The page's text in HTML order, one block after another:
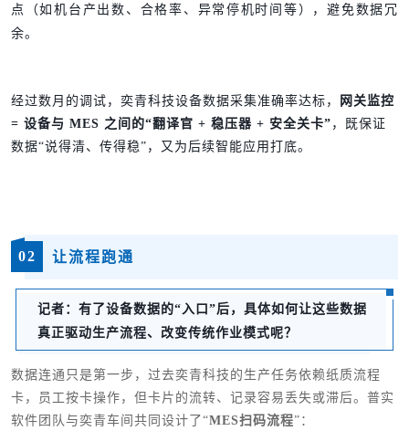
点（如机台产出数、合格率、异常停机时间等），避免数据冗
余。
经过数月的调试，奕青科技设备数据采集准确率达标，
网关监控
= 设备与 MES 之间的“翻译官 + 稳压器 + 安全关卡” ，既保证
数据“说得清、传得稳”，又为后续智能应用打底。
02 让流程跑通
记者 ： 有了设备数据的“入口”后，具体如何让这些数据
真正驱动生产流程、改变传统作业模式呢？
数据连通只是第一步，过去奕青科技的生产任务依赖纸质流程
卡，员工按卡操作，但卡片的流转、记录容易丢失或滞后。普实
软件团队与奕青车间共同设计了“MES扫码流程”：